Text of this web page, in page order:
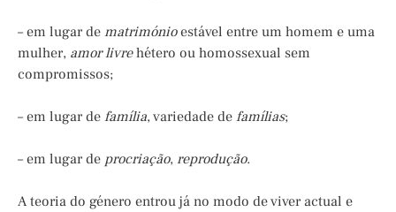
– em lugar de matrimónioestável entre um homem e uma
mulher, amor livrehétero ou homossexual sem
compromissos;
– em lugar de família, variedade de famílias;
– em lugar de procriação, reprodução.
A teoria do género entrou já no modo de viver actual e